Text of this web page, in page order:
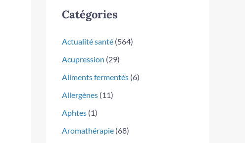
Catégories
Actualité santé (564)
Acupression (29)
Aliments fermentés (6)
Allergènes (11)
Aphtes (1)
Aromathérapie (68)